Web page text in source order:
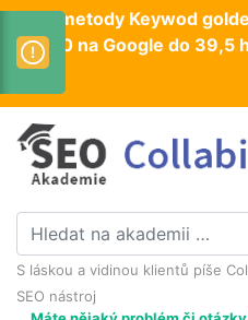
Test metody Keywod
TOP10 na Google do 39,5
S láskou a vidinou klientů píše
SEO nástroj